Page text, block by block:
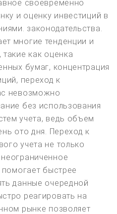
своевременно
и оценку инвестиций в
законодательства.
многие тенденции и
как оценка
бумаг, концентрация
переход к
невозможно
без использования
учета, ведь объем
ото дня. Переход к
учета не только
быстрее
данные очередной
реагировать на
рынке позволяет